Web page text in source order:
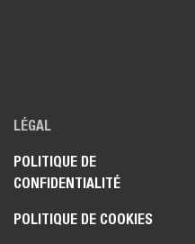
LÉGAL
POLITIQUE DE
CONFIDENTIALITÉ
POLITIQUE DE COOKIES